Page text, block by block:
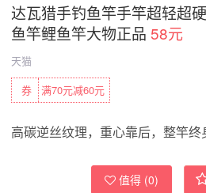
达瓦猎手钓鱼竿手竿超轻超
鱼竿鲤鱼竿大物正品 58元
天猫
满70元减60元
券
高碳逆丝纹理，重心靠后，整竿终
值得 (0)